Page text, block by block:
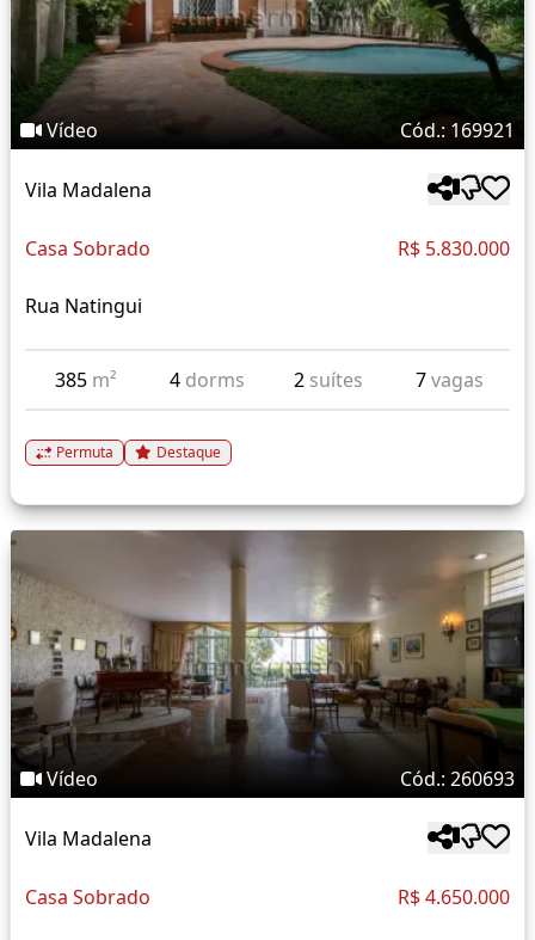
Vídeo Cód.: 169921
Vila Madalena
Casa Sobrado R$ 5.830.000
Rua Natingui
385 m² 4 dorms 2 suítes 7vagas
Permuta Destaque
Vídeo Cód.: 260693
Vila Madalena
Casa Sobrado R$ 4.650.000